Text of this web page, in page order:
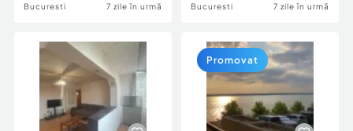
Bucuresti 7 zile în urmă Bucuresti 7 zile în urmă
Promovat